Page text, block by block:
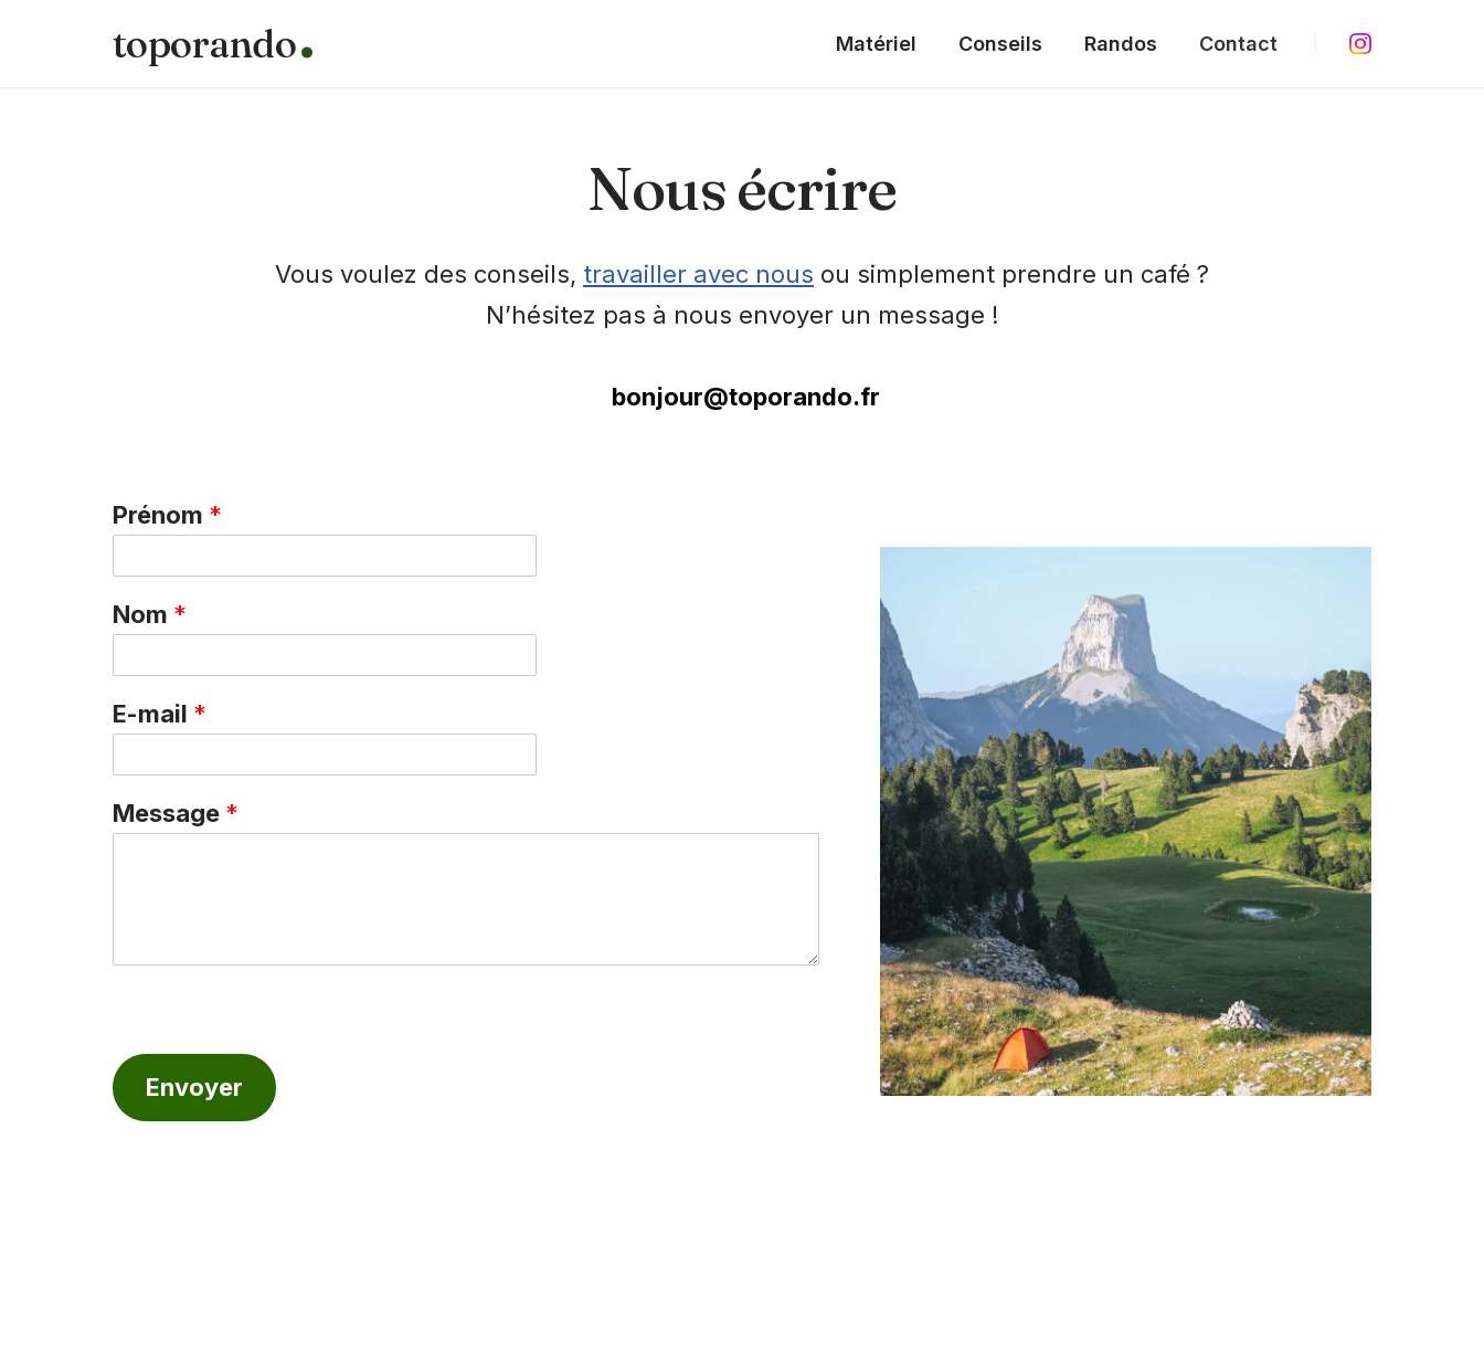
toporando Matériel Conseils Randos Contact
Nous écrire
Vous voulez des conseils, travailler avec nous ou simplement prendre un café ?
N’hésitez pas à nous envoyer un message !
bonjour@toporando.fr
Prénom *
Nom *
E-mail *
Message *
Envoyer